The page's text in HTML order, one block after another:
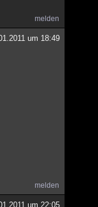
melden
um 18:49
melden
um 22:05